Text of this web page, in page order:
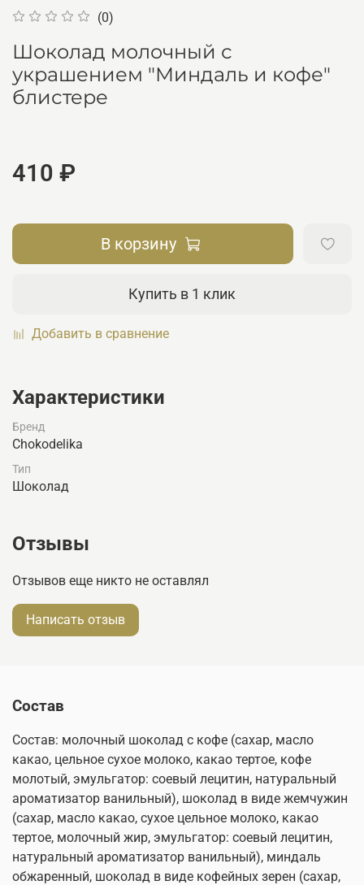
(0)
Шоколад молочный с
украшением "Миндаль и кофе"
блистере
410 ₽
В корзину
Купить в 1 клик
Добавить в сравнение
Характеристики
Бренд
Chokodelika
Тип
Шоколад
Отзывы
Отзывов еще никто не оставлял
Написать отзыв
Состав
Состав: молочный шоколад с кофе (сахар, масло
какао, цельное сухое молоко, какао тертое, кофе
молотый, эмульгатор: соевый лецитин, натуральный
ароматизатор ванильный), шоколад в виде жемчужин
(сахар, масло какао, сухое цельное молоко, какао
тертое, молочный жир, эмульгатор: соевый лецитин,
натуральный ароматизатор ванильный), миндаль
обжаренный, шоколад в виде кофейных зерен (сахар,